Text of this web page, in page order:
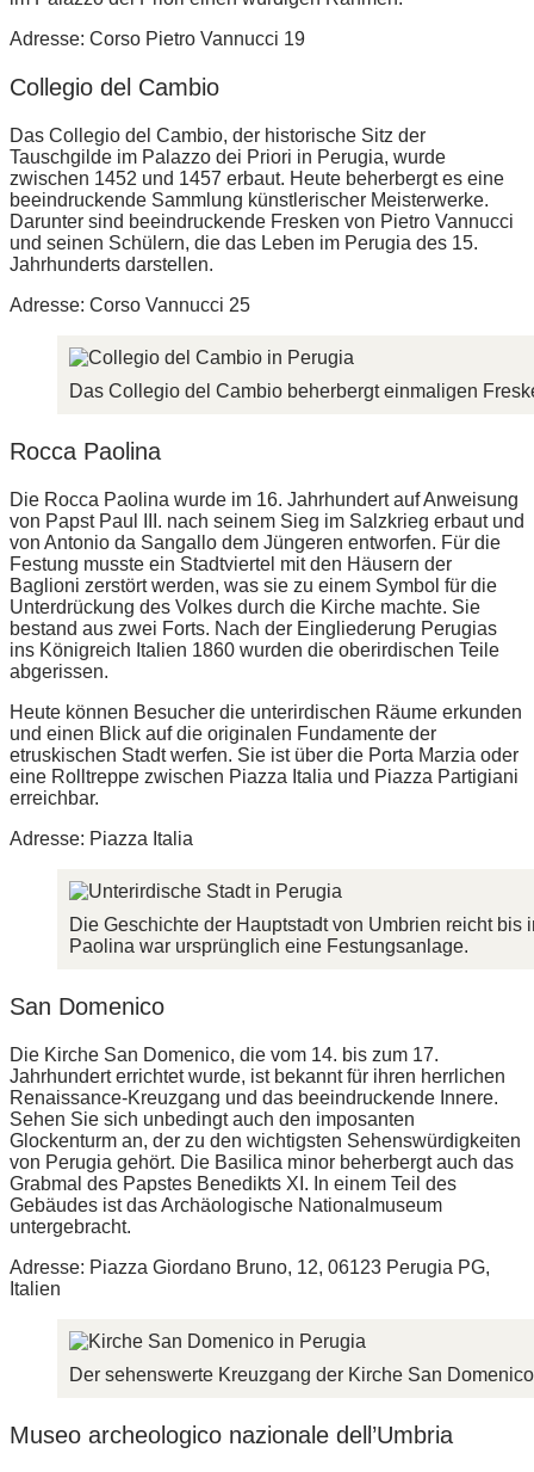
Adresse: Corso Pietro Vannucci 19
Collegio del Cambio
Das Collegio del Cambio, der historische Sitz der
Tauschgilde im Palazzo dei Priori in Perugia, wurde
zwischen 1452 und 1457 erbaut. Heute beherbergt es eine
beeindruckende Sammlung künstlerischer Meisterwerke.
Darunter sind beeindruckende Fresken von Pietro Vannucci
und seinen Schülern, die das Leben im Perugia des 15.
Jahrhunderts darstellen.
Adresse: Corso Vannucci 25
Das Collegio del Cambio beherbergt einmaligen
Rocca Paolina
Die Rocca Paolina wurde im 16. Jahrhundert auf Anweisung
von Papst Paul III. nach seinem Sieg im Salzkrieg erbaut und
von Antonio da Sangallo dem Jüngeren entworfen. Für die
Festung musste ein Stadtviertel mit den Häusern der
Baglioni zerstört werden, was sie zu einem Symbol für die
Unterdrückung des Volkes durch die Kirche machte. Sie
bestand aus zwei Forts. Nach der Eingliederung Perugias
ins Königreich Italien 1860 wurden die oberirdischen Teile
abgerissen.
Heute können Besucher die unterirdischen Räume erkunden
und einen Blick auf die originalen Fundamente der
etruskischen Stadt werfen. Sie ist über die Porta Marzia oder
eine Rolltreppe zwischen Piazza Italia und Piazza Partigiani
erreichbar.
Adresse: Piazza Italia
Die Geschichte der Hauptstadt von Umbrien reicht
Paolina war ursprünglich eine Festungsanlage.
San Domenico
Die Kirche San Domenico, die vom 14. bis zum 17.
Jahrhundert errichtet wurde, ist bekannt für ihren herrlichen
Renaissance-Kreuzgang und das beeindruckende Innere.
Sehen Sie sich unbedingt auch den imposanten
Glockenturm an, der zu den wichtigsten Sehenswürdigkeiten
von Perugia gehört. Die Basilica minor beherbergt auch das
Grabmal des Papstes Benedikts XI. In einem Teil des
Gebäudes ist das Archäologische Nationalmuseum
untergebracht.
Adresse: Piazza Giordano Bruno, 12, 06123 Perugia PG,
Italien
Der sehenswerte Kreuzgang der Kirche San
Museo archeologico nazionale dell’Umbria